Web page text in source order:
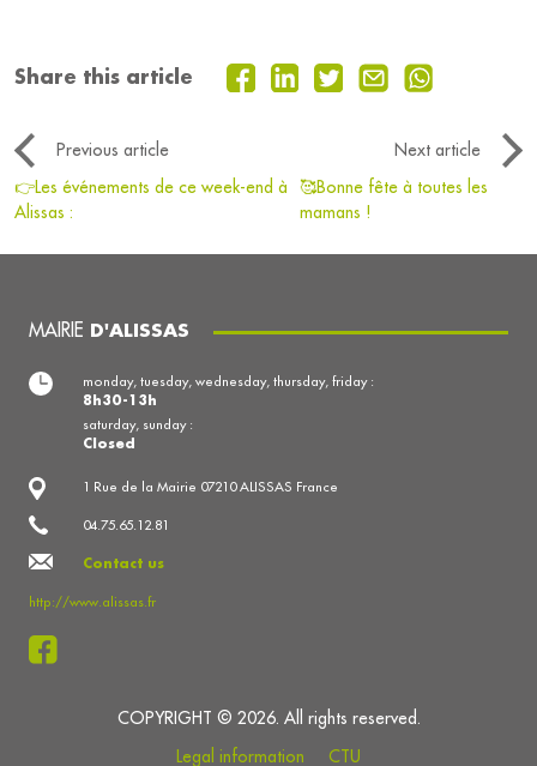
Share this article
Previous article
Next article
👉Les événements de ce week-end à
Alissas :
🥰Bonne fête à toutes les
mamans !
MAIRIE D'ALISSAS
1 Rue de la Mairie 07210 ALISSAS France
04.75.65.12.81
Contact us
http://www.alissas.fr
monday, tuesday, wednesday, thursday, friday :
8h30-13h
saturday, sunday :
Closed
COPYRIGHT © 2026. All rights reserved.
Legal information
CTU